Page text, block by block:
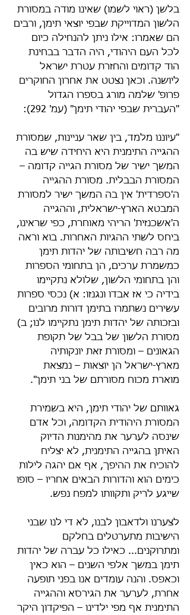
בלשן (ראוי לשמו) שאינו מודה במסורת
הלשון המדוייקת שבפי יוצאי תימן, ורבים
הם שאמרו: אילו ניתן להנחילה כיום
לכל העם היהודי, היה הדבר בבחינת
הוד קדומים והחזרת עטרת ישראל
ליושנה. וכאן נצטט את אחרון החוקרים
פרופ' שלמה מורג בספרו הגדול
"העברית שבפי יהודי תימן" (עמ' 292):
"עיוננו מלמד, בין שאר עניינות, שמסורת
ההגייה התימנית היא היחידה שיש בה
המשך ישיר של מסורת הגייה קדומה –
המסורת הבבלית. מסורת ההגייה
ה'ספרדית' אין בה המשך ישיר למסורת
המבטא הארץ-ישראלית, וההגייה
ה'אשכנזית' הריהי מאוחרת, כפי שראינו,
ביחס לשתי ההגיות האחרות. בוא וראה
מה רבה חשיבותה של יהדות תימן
כמשמרת ערכים, הן בתחומי הספרות
והן בתחומי הלשון, שלולא נתקיימו
בידיה כי אז אבדו ונגנזו: א) נכסי ספרות
עשירים נשתמרו בתימן דורות מרובים
ובזכותה של יהדות תימן נתקיימו לנו; ב)
מסורת הלשון של בבל של תקופת
הגאונים – ומסורת זאת יונקותיה
מארץ-ישראל הן יוצאות – נמצאת
מוארת מכוח מסורתם של בני תימן".
גאוותם של יהודי תימן, היא בשמירת
המסורת היהודית הקדומה, וכל אדם
שינסה לערער את מהימנות הדיוק
האיתן בהגייה התימנית, לא יצליח
להוכיח את ההיפך, אף אם יהגה לילות
כימים הוא והדורות הבאים אחריו – סופו
שייגע לריק ותקוותו למפח נפש.
לצערנו ולדאבון לבנו, לא די לנו שבני
הישיבות מתערטלים בחלקם
ומתרוקנים... כאילו כל עברה של יהדות
תימן במשך אלפי השנים – הוא כאין
וכאפס. והנה עומדים אנו בפני תופעה
אחרת, לערער את הגירסא וההגייה
התימנית אף מפי ילדינו – הפיקדון היקר